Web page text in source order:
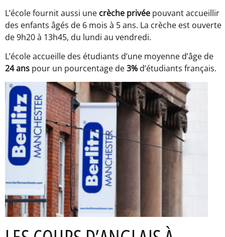
L’école fournit aussi une crèche privée pouvant accueillir
des enfants âgés de 6 mois à 5 ans. La crèche est ouverte
de 9h20 à 13h45, du lundi au vendredi.
L’école accueille des étudiants d’une moyenne d’âge de
24 ans pour un pourcentage de3% d’étudiants français.